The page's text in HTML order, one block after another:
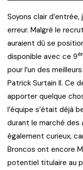
Soyons clair
erreur. Malgré le
auraient dû se
disponible avec ce 9
pour l’un des
Patrick Surtain II. Ce
apporter quelque
l’équipe s’était déjà
durant le marché des
également curieux,
Broncos ont encore
potentiel titulaire au